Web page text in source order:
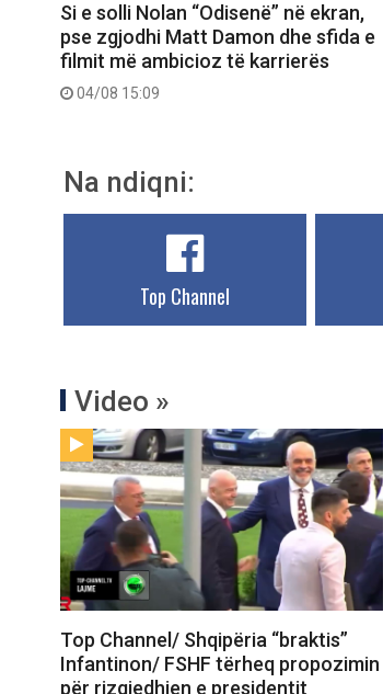
Si e solli Nolan “Odisenë” në ekran,
pse zgjodhi Matt Damon dhe sfida e
filmit më ambicioz të karrierës
04/08 15:09
Na ndiqni:
Top Channel
Video »
Top Channel/ Shqipëria “braktis”
Infantinon/ FSHF tërheq propozimin
për rizgjedhjen e presidentit